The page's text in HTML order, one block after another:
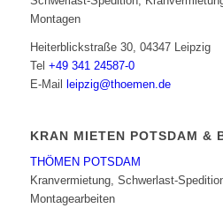
Montagen
Heiterblickstraße 30, 04347 Leipzig
Tel +49 341 24587-0
E-Mail
leipzig@thoemen.de
KRAN MIETEN POTSDAM &
THÖMEN POTSDAM
Kranvermietung, Schwerlast-
Montagearbeiten